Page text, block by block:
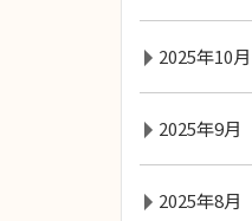
2025年10月
2025年9月
2025年8月